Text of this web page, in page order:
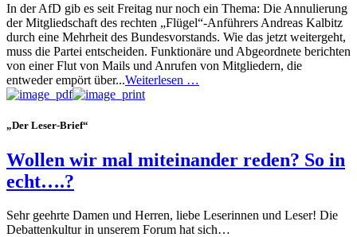
In der AfD gib es seit Freitag nur noch ein Thema: Die Annulierung
der Mitgliedschaft des rechten „Flügel“-Anführers Andreas Kalbitz
durch eine Mehrheit des Bundesvorstands. Wie das jetzt weitergeht,
muss die Partei entscheiden. Funktionäre und Abgeordnete berichten
von einer Flut von Mails und Anrufen von Mitgliedern, die
entweder empört über...Weiterlesen …
„Der Leser-Brief“
Wollen wir mal miteinander reden? So in
echt….?
Sehr geehrte Damen und Herren, liebe Leserinnen und Leser! Die
Debattenkultur in unserem Forum hat sich…